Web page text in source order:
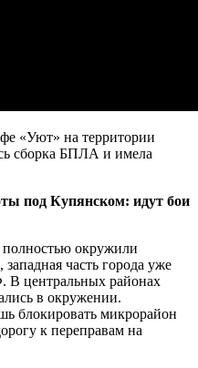
«Уют» на территории
сборка БПЛА и имела
под Купянском: идут бои
полностью окружили
часть города уже
В центральных районах
в окружении.
блокировать микрорайон
к переправам на